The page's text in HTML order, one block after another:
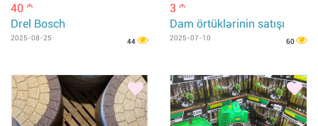
40 m
Drel Bosch
2025-08-25 44
3 m
Dam örtüklərinin satışı
2025-07-10 60